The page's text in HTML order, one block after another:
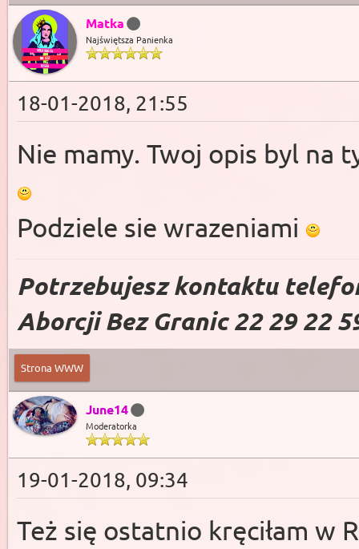
Matka
Najświętsza Panienka
18-01-2018, 21:55
Nie mamy. Twoj opis byl na
Podziele sie wrazeniami
Potrzebujesz kontaktu
Aborcji Bez Granic 22 29 22
Strona WWW
June14
Moderatorka
19-01-2018, 09:34
Też się ostatnio kręciłam w